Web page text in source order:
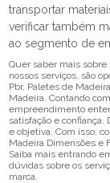
transportar
verificar também
ao segmento de
Quer saber mais sobre
nossos serviços, são
Pbr, Paletes de
Madeira. Contando
empreendimento
satisfação e
e objetiva. Com isso,
Madeira Dimensões e
Saiba mais entrando
dúvidas sobre os
marca.